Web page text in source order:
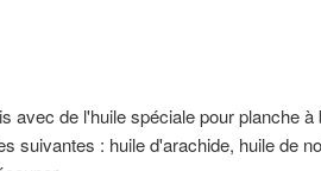
avec de l'huile spéciale pour planche
suivantes : huile d'arachide, huile de